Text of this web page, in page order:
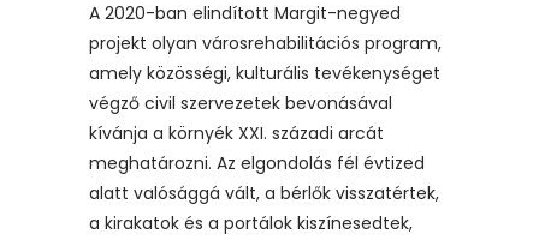
A 2020-ban elindított Margit-negyed
projekt olyan városrehabilitációs program,
amely közösségi, kulturális tevékenységet
végző civil szervezetek bevonásával
kívánja a környék XXI. századi arcát
meghatározni. Az elgondolás fél évtized
alatt valósággá vált, a bérlők visszatértek,
a kirakatok és a portálok kiszínesedtek,